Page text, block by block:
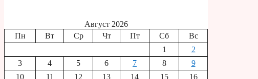
Август 2026
Пн
Вт Ср Чт Пт Сб
Вс
1
2
3
4 5 6 7 8
9
10
11 12 13 14 15 16